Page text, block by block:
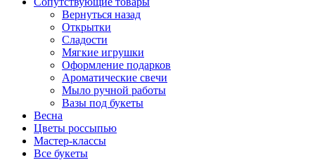
Вернуться назад
Открытки
Сладости
Мягкие игрушки
Оформление подарков
Ароматические свечи
Мыло ручной работы
Вазы под букеты
Весна
Цветы россыпью
Мастер-классы
Все букеты